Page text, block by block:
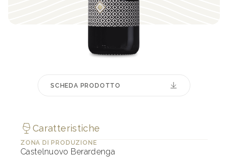
Caratteristiche
ZONA DI PRODUZIONE
Castelnuovo Berardenga
SCHEDA PRODOTTO